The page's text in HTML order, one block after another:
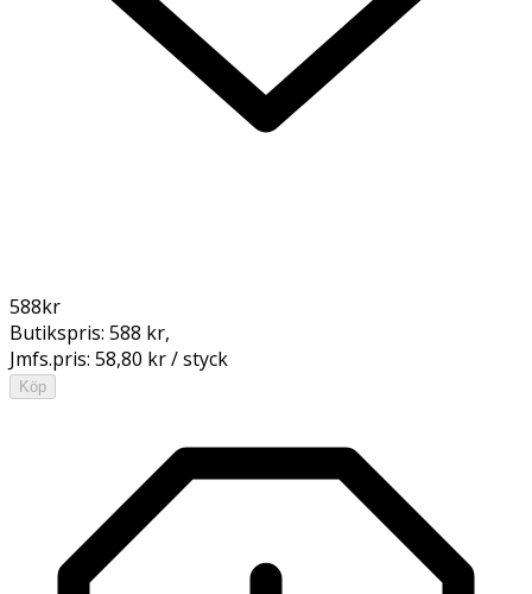
588kr
Butikspris: 588 kr,
Jmfs.pris: 58,80 kr / styck
Köp